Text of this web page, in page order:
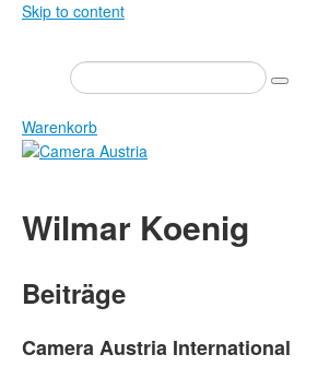
Skip to content
Presse
Veranstaltungen
Newsletter
Über uns
Shop
Datenschutz
Warenkorb
Zeitschrift
Bücher
Edition
Wilmar Koenig
Beiträge
Camera Austria International